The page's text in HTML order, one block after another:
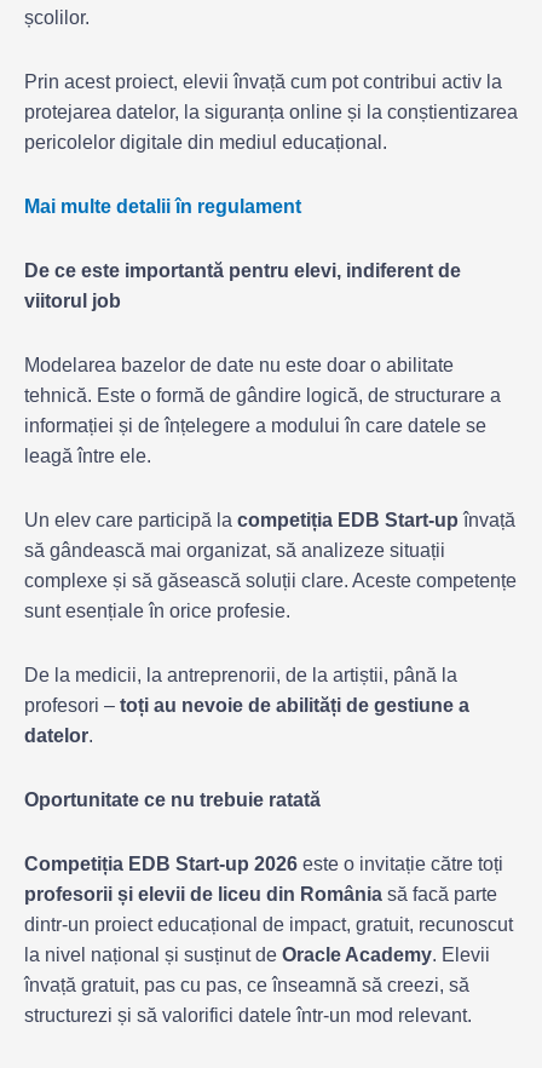
școlilor.
Prin acest proiect, elevii învață cum pot contribui activ la
protejarea datelor, la siguranța online și la conștientizarea
pericolelor digitale din mediul educațional.
Mai multe detalii în regulament
De ce este importantă pentru elevi, indiferent de
viitorul job
Modelarea bazelor de date nu este doar o abilitate
tehnică. Este o formă de gândire logică, de structurare a
informației și de înțelegere a modului în care datele se
leagă între ele.
Un elev care participă la competiția EDB Start-up învață
să gândească mai organizat, să analizeze situații
complexe și să găsească soluții clare. Aceste competențe
sunt esențiale în orice profesie.
De la medicii, la antreprenorii, de la artiștii, până la
profesori – toți au nevoie de abilități de gestiune a
datelor.
Oportunitate ce nu trebuie ratată
Competiția EDB Start-up 2026 este o invitație către toți
profesorii și elevii de liceu din România să facă parte
dintr-un proiect educațional de impact, gratuit, recunoscut
la nivel național și susținut de Oracle Academy. Elevii
învață gratuit, pas cu pas, ce înseamnă să creezi, să
structurezi și să valorifici datele într-un mod relevant.